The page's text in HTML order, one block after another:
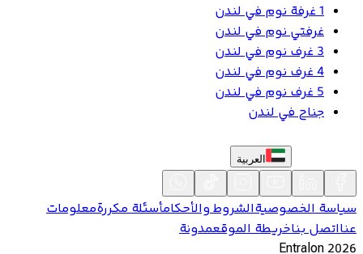
1 غرفة نوم في لندن
غرفتي نوم في لندن
3 غرف نوم في لندن
4 غرف نوم في لندن
5 غرف نوم في لندن
جناح في لندن
العربية
سياسة الخصوصيةالشروط والأحكامأسئلة مكررةمعلومات
عنااتصل بناخريطة الموقعمدونة
2026